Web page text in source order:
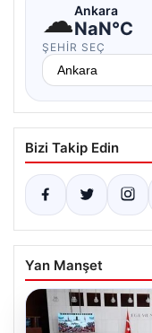
☁Ankara
NaN°C
ŞEHIR SEÇ
Bizi Takip Edin
Yan Manşet